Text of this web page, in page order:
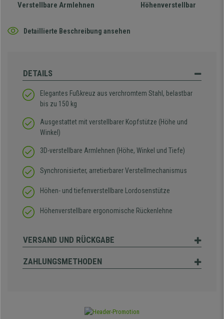
Verstellbare Armlehnen Höhenverstellbar
Detaillierte Beschreibung ansehen
DETAILS
Elegantes Fußkreuz aus verchromtem Stahl, belastbar
bis zu 150 kg
Ausgestattet mit verstellbarer Kopfstütze (Höhe und
Winkel)
3D-verstellbare Armlehnen (Höhe, Winkel und Tiefe)
Synchronisierter, arretierbarer Verstellmechanismus
Höhen- und tiefenverstellbare Lordosenstütze
Höhenverstellbare ergonomische Rückenlehne
VERSAND UND RÜCKGABE
ZAHLUNGSMETHODEN